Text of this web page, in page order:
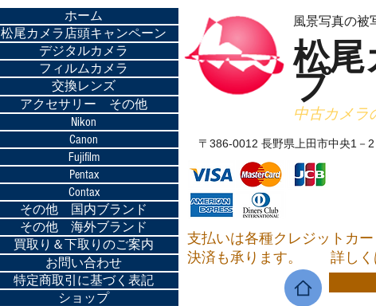
ホーム
松尾カメラ店頭キャンペーン
デジタルカメラ
フィルムカメラ
交換レンズ
アクセサリー その他
Nikon
Canon
Fujifilm
Pentax
Contax
その他 国内ブランド
その他 海外ブランド
買取り＆下取りのご案内
お問い合わせ
特定商取引に基づく表記
ショップ
風景写真の被
松尾
プ
中古カメラ
〒386-0012 長野県上田市中央1－
支払いは各種クレジットカ
決済も承ります。 詳し